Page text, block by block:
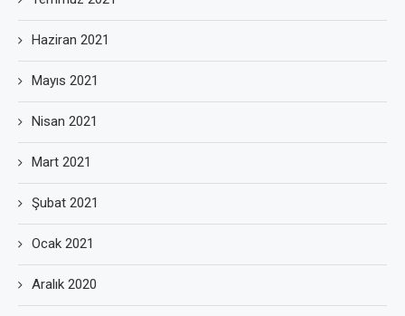
Haziran 2021
Mayıs 2021
Nisan 2021
Mart 2021
Şubat 2021
Ocak 2021
Aralık 2020